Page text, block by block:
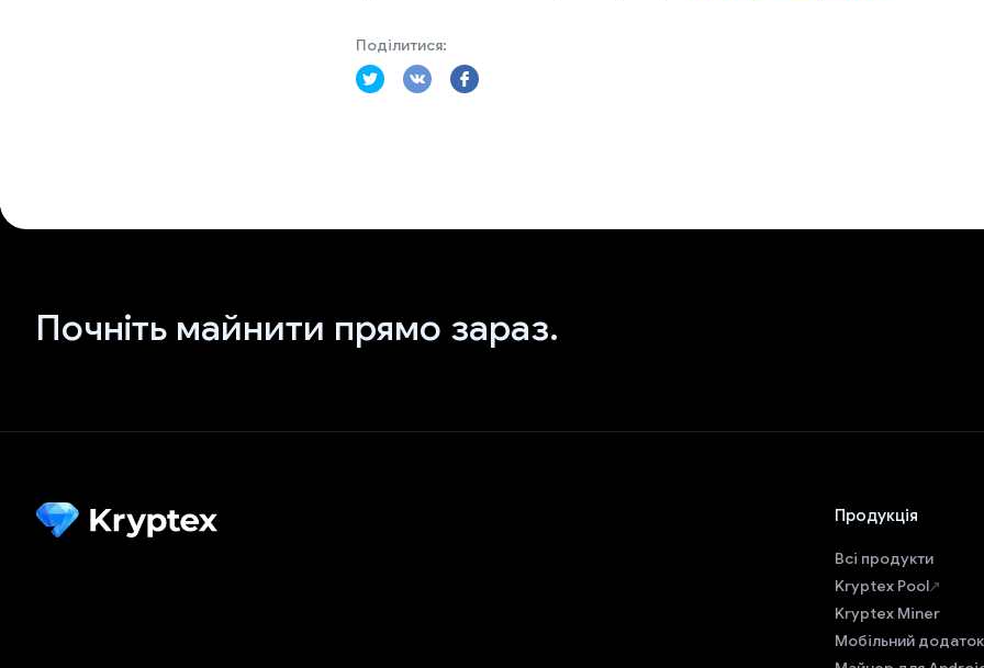
Поділитися:
Почніть майнити прямо зараз.
Продукція
Всі продукти
Kryptex Pool
Kryptex Miner
Мобільний додаток